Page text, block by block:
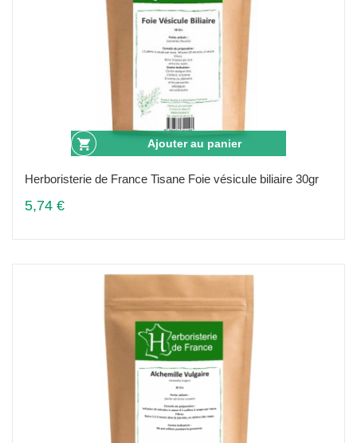
Ajouter au panier
Herboristerie de France Tisane Foie vésicule biliaire 30gr
5,74 €